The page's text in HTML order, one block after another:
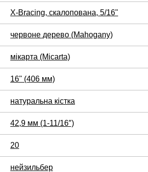
X-Bracing, скалопована, 5/16"
червоне дерево (Mahogany)
мікарта (Micarta)
16" (406 мм)
натуральна кістка
42,9 мм (1-11/16″)
20
нейзильбер